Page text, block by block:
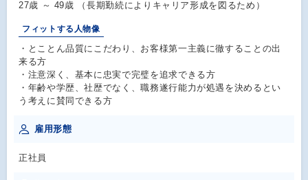
27歳 ～ 49歳 （長期勤続によりキャリア形成を図るため）
フィットする人物像
・とことん品質にこだわり、お客様第一主義に徹することの出
来る方
・注意深く、基本に忠実で完璧を追求できる方
・年齢や学歴、社歴でなく、職務遂行能力が処遇を決めるとい
う考えに賛同できる方
雇用形態
正社員